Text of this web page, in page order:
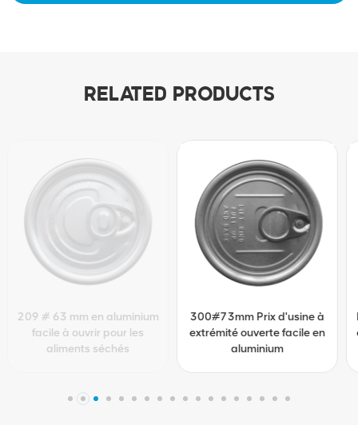
RELATED PRODUCTS
300#73mm Prix d'usine à
extrémité ouverte facile en
aluminium
Extrémité à ouverture facile
en aluminium 307 # 83 mm
joy@biopin.vip